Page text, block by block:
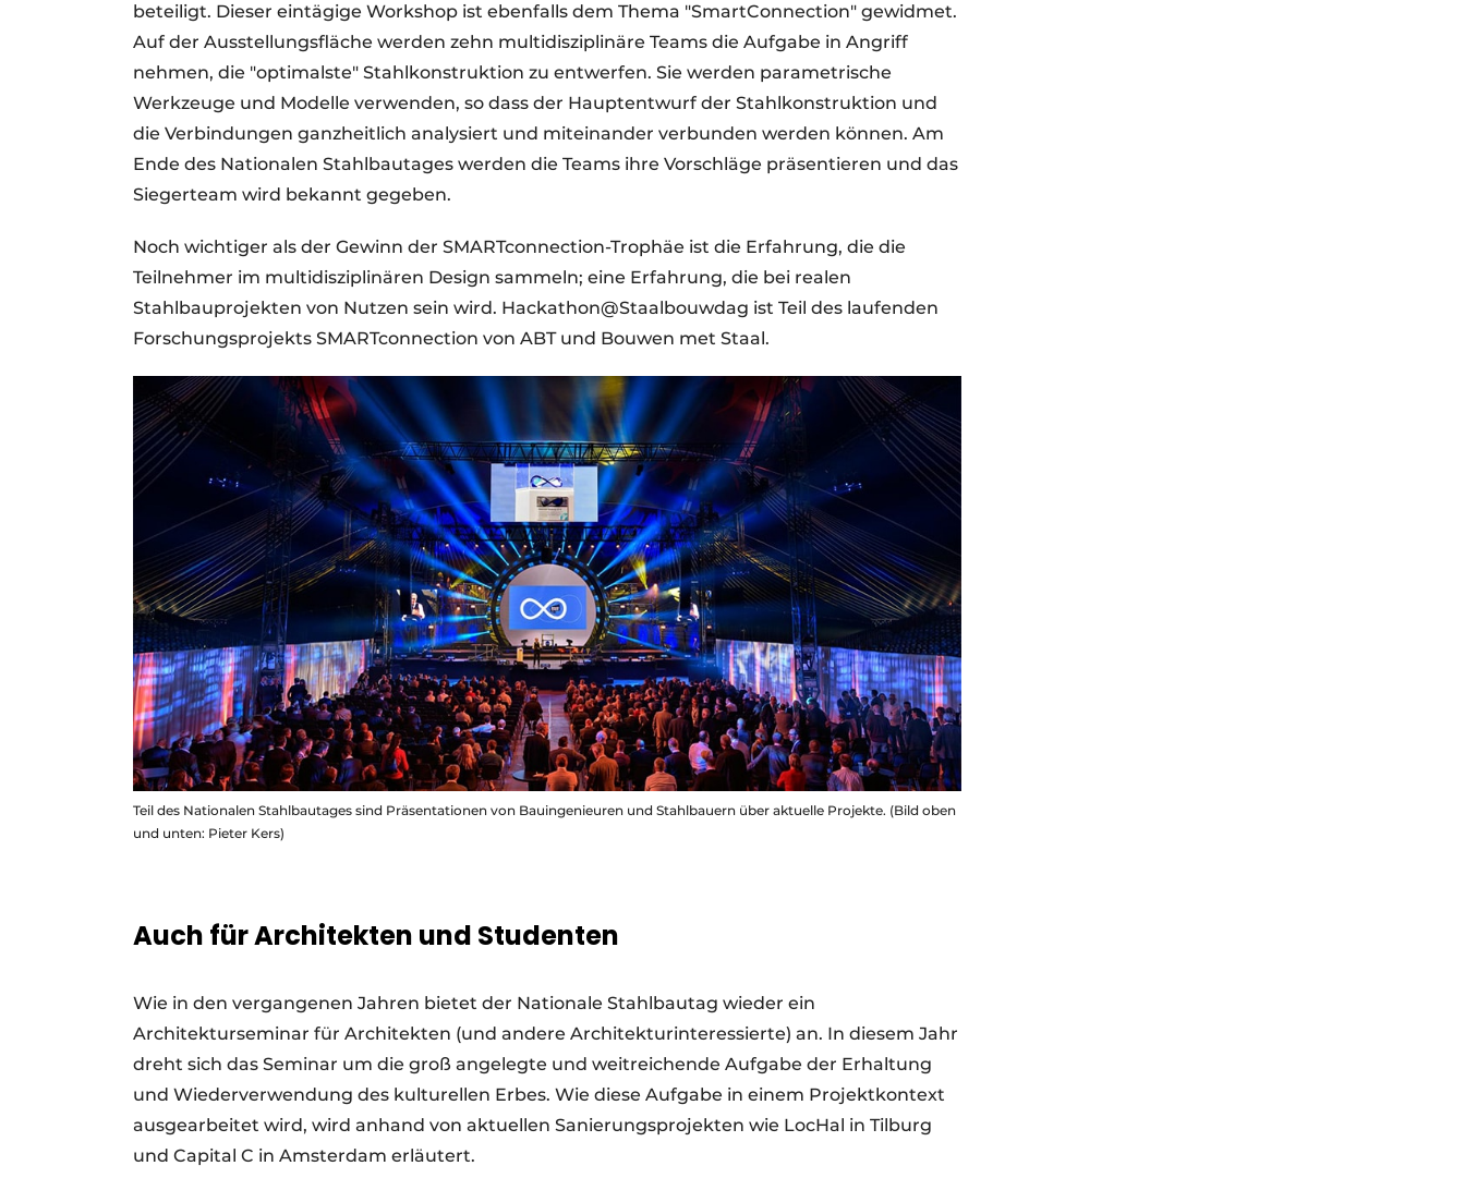
beteiligt. Dieser eintägige Workshop ist ebenfalls dem Thema "SmartConnection" gewidmet.
Auf der Ausstellungsfläche werden zehn multidisziplinäre Teams die Aufgabe in Angriff
nehmen, die "optimalste" Stahlkonstruktion zu entwerfen. Sie werden parametrische
Werkzeuge und Modelle verwenden, so dass der Hauptentwurf der Stahlkonstruktion und
die Verbindungen ganzheitlich analysiert und miteinander verbunden werden können. Am
Ende des Nationalen Stahlbautages werden die Teams ihre Vorschläge präsentieren und das
Siegerteam wird bekannt gegeben.
Noch wichtiger als der Gewinn der SMARTconnection-Trophäe ist die Erfahrung, die die
Teilnehmer im multidisziplinären Design sammeln; eine Erfahrung, die bei realen
Stahlbauprojekten von Nutzen sein wird. Hackathon@Staalbouwdag ist Teil des laufenden
Forschungsprojekts SMARTconnection von ABT und Bouwen met Staal.
Teil des Nationalen Stahlbautages sind Präsentationen von Bauingenieuren und Stahlbauern über aktuelle Projekte. (Bild oben
und unten: Pieter Kers)
Auch für Architekten und Studenten
Wie in den vergangenen Jahren bietet der Nationale Stahlbautag wieder ein
Architekturseminar für Architekten (und andere Architekturinteressierte) an. In diesem Jahr
dreht sich das Seminar um die groß angelegte und weitreichende Aufgabe der Erhaltung
und Wiederverwendung des kulturellen Erbes. Wie diese Aufgabe in einem Projektkontext
ausgearbeitet wird, wird anhand von aktuellen Sanierungsprojekten wie LocHal in Tilburg
und Capital C in Amsterdam erläutert.